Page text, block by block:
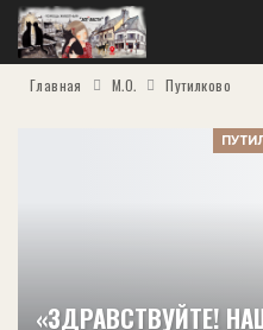
Главная М.О. Путилково
«ЗДРАВСТВУЙТЕ!